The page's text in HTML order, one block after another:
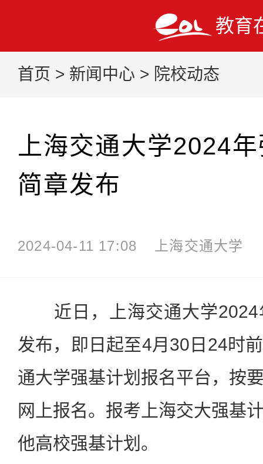
教育
首页 > 新闻中心 > 院校动态
上海交通大学2024
简章发布
2024-04-11 17:08 上海交通大学
近日，上海交通大学2024
发布，即日起至4月30日24时
通大学强基计划报名平台，按
网上报名。报考上海交大强基
他高校强基计划。